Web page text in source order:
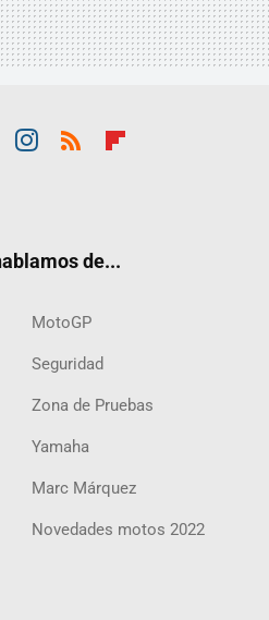
de...
MotoGP
Seguridad
Zona de Pruebas
Yamaha
Marc Márquez
Novedades motos 2022